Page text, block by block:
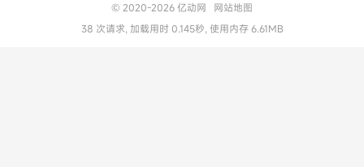
© 2020-2026亿动网
网站地图
38 次请求, 加载用时 0.145秒, 使用内存 6.61MB